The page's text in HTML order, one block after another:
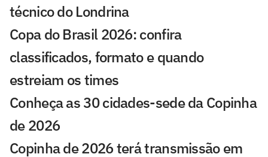
técnico do Londrina
Copa do Brasil 2026: confira
classificados, formato e quando
estreiam os times
Conheça as 30 cidades-sede da Copinha
de 2026
Copinha de 2026 terá transmissão em